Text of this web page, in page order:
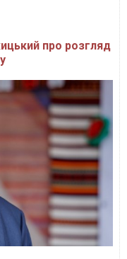
про розгляд